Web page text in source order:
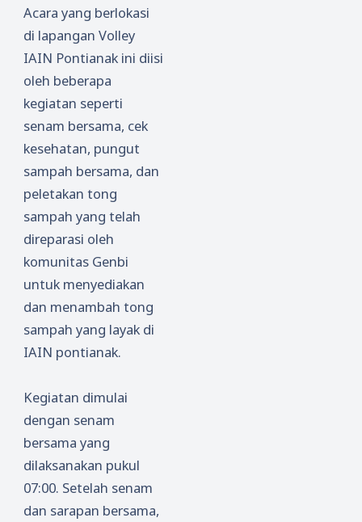
Acara yang berlokasi
di lapangan Volley
IAIN Pontianak ini diisi
oleh beberapa
kegiatan seperti
senam bersama, cek
kesehatan, pungut
sampah bersama, dan
peletakan tong
sampah yang telah
direparasi oleh
komunitas Genbi
untuk menyediakan
dan menambah tong
sampah yang layak di
IAIN pontianak.
Kegiatan dimulai
dengan senam
bersama yang
dilaksanakan pukul
07:00. Setelah senam
dan sarapan bersama,